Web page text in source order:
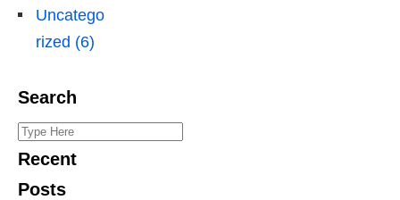
Uncatego
rized (6)
Search
S
e
a
Recent
Posts